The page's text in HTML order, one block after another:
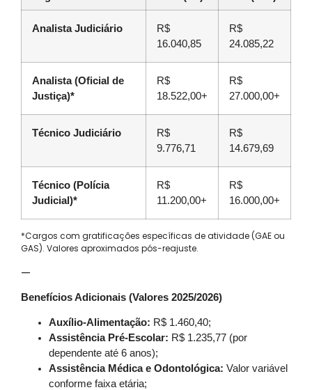
Analista Judiciário
R$
16.040,85
R$
24.085,22
Analista (Oficial de
Justiça)*
R$
18.522,00+
R$
27.000,00+
Técnico Judiciário
R$
9.776,71
R$
14.679,69
Técnico (Polícia
Judicial)*
R$
11.200,00+
R$
16.000,00+
*Cargos com gratificações específicas de atividade (GAE ou
GAS). Valores aproximados pós-reajuste.
—
Benefícios Adicionais (Valores 2025/2026)
Auxílio-Alimentação: R$ 1.460,40;
Assistência Pré-Escolar: R$ 1.235,77 (por
dependente até 6 anos);
Assistência Médica e Odontológica: Valor variável
conforme faixa etária;